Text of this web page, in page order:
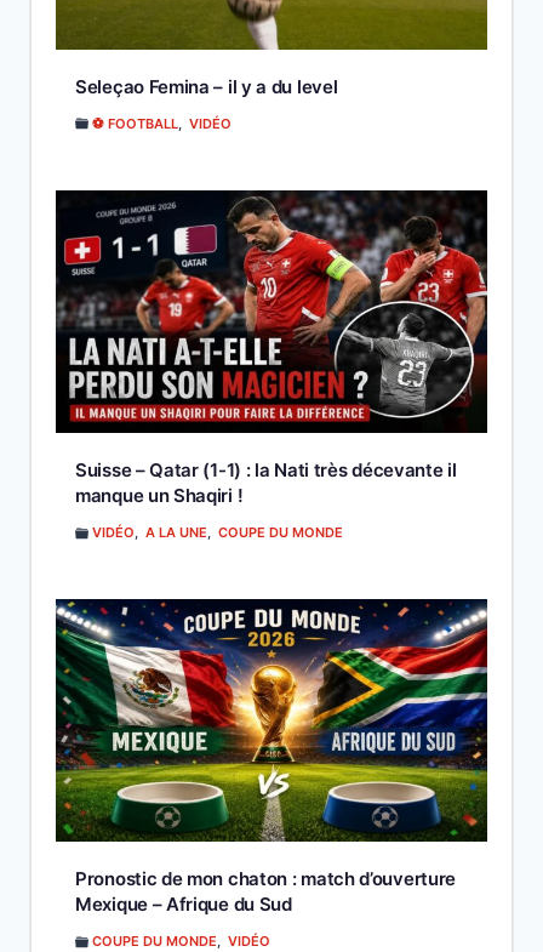
Seleçao Femina – il y a du level
⚽ FOOTBALL, VIDÉO
Suisse – Qatar (1-1) : la Nati très décevante il
manque un Shaqiri !
VIDÉO, A LA UNE, COUPE DU MONDE
Pronostic de mon chaton : match d’ouverture
Mexique – Afrique du Sud
COUPE DU MONDE, VIDÉO